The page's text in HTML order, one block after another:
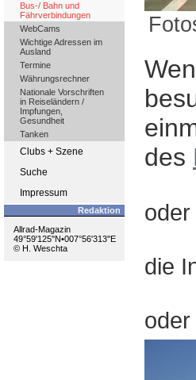
Bus-/ Bahn und
Fährverbindungen
WebCams
Wichtige Adressen im
Ausland
Termine
Währungsrechner
Nationale Vorschriften
in Reiseländern /
Impfungen,
Gesundheit
Tanken
Clubs + Szene
Suche
Impressum
Redaktion
Allrad-Magazin
49°59'125''N•007°56'313''E
© H. Weschta
des
die